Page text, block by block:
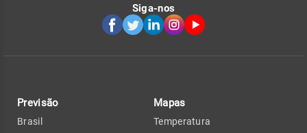
Siga-nos
Previsão
Brasil
Mapas
Temperatura